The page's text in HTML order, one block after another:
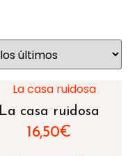
La casa ruidosa
16,50€